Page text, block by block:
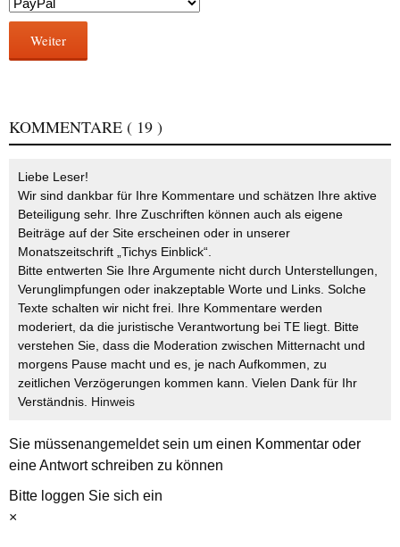
Weiter
KOMMENTARE ( 19 )
Liebe Leser!
Wir sind dankbar für Ihre Kommentare und schätzen Ihre aktive
Beteiligung sehr. Ihre Zuschriften können auch als eigene
Beiträge auf der Site erscheinen oder in unserer
Monatszeitschrift „Tichys Einblick“.
Bitte entwerten Sie Ihre Argumente nicht durch Unterstellungen,
Verunglimpfungen oder inakzeptable Worte und Links. Solche
Texte schalten wir nicht frei. Ihre Kommentare werden
moderiert, da die juristische Verantwortung bei TE liegt. Bitte
verstehen Sie, dass die Moderation zwischen Mitternacht und
morgens Pause macht und es, je nach Aufkommen, zu
zeitlichen Verzögerungen kommen kann. Vielen Dank für Ihr
Verständnis. Hinweis
Sie müssenangemeldetsein um einen Kommentar oder
eine Antwort schreiben zu können
Bitte loggen Sie sich ein
×